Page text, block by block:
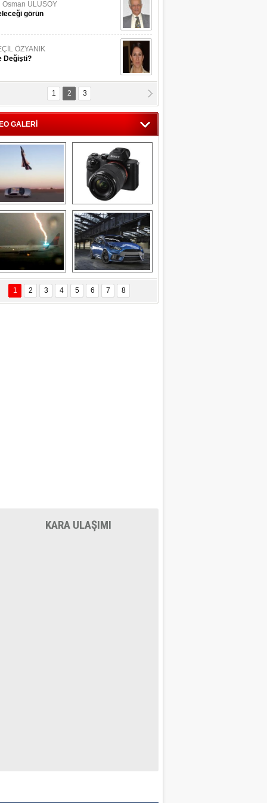
Osman ULUSOY
görün
ÖZYANIK
Değişti?
KÖYATASI
Vatan !
1 2 3
GALERİ
Savaş uçağı
pilotundan
muhteşem gösteri
Sony Alpha 7R II ön
inceleme
Delta uçağına
yıldırım çarptı
Ford Focus RS
(2015)
1 2 3 4 5 6 7 8
KARA ULAŞIMI